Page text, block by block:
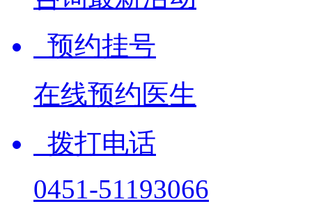
预约挂号
在线预约医生
拨打电话
0451-51193066